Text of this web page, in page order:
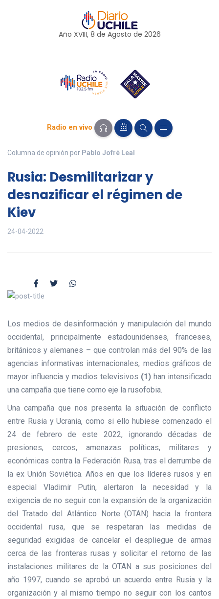
Año XVIII, 8 de Agosto de 2026
Radio en vivo
Columna de opinión por Pablo Jofré Leal
Rusia: Desmilitarizar y
desnazificar el régimen de
Kiev
24-04-2022
Los medios de desinformación y manipulación del mundo
occidental, principalmente estadounidenses, franceses,
británicos y alemanes – que controlan más del 90% de las
agencias informativas internacionales, medios gráficos de
mayor influencia y medios televisivos (1) han intensificado
una campaña que tiene como eje la rusofobia.
Una campaña que nos presenta la situación de conflicto
entre Rusia y Ucrania, como si ello hubiese comenzado el
24 de febrero de este 2022, ignorando décadas de
presiones, cercos, amenazas políticas, militares y
económicas contra la Federación Rusa, tras el derrumbe de
la ex Unión Soviética. Años en que los líderes rusos y en
especial Vladimir Putin, alertaron la necesidad y la
exigencia de no seguir con la expansión de la organización
del Tratado del Atlántico Norte (OTAN) hacia la frontera
occidental rusa, que se respetaran las medidas de
seguridad exigidas de cancelar el despliegue de armas
cerca de las fronteras rusas y solicitar el retorno de las
instalaciones militares de la OTAN a sus posiciones del
año 1997, cuando se aprobó un acuerdo entre Rusia y la
organización y al mismo tiempo no seguir con los cantos